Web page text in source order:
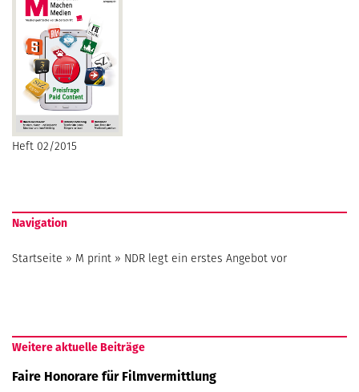
Heft 02/2015
Navigation
Startseite » M print » NDR legt ein erstes Angebot vor
Weitere aktuelle Beiträge
Faire Honorare für Filmvermittlung